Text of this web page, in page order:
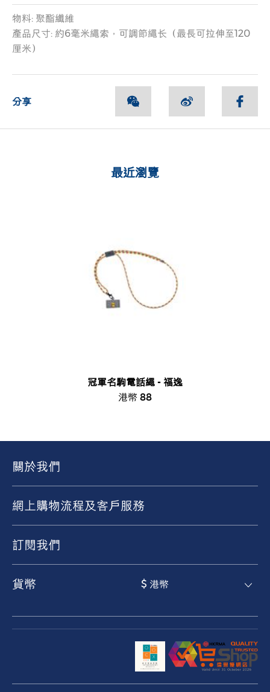
物料: 聚酯纖維
產品尺寸: 約6毫米繩索，可調節繩长（最長可拉伸至120
厘米）
分享
最近瀏覽
冠軍名駒電話繩 - 福逸
港幣 88
關於我們
網上購物流程及客戶服務
訂閱我們
貨幣 $ 港幣